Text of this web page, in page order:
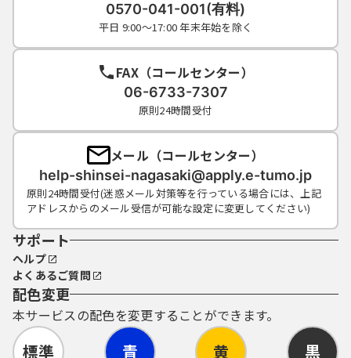
0570-041-001(有料)
平日 9:00～17:00 年末年始を除く
FAX（コールセンター）
06-6733-7307
原則24時間受付
メール（コールセンター）
help-shinsei-nagasaki@apply.e-tumo.jp
原則24時間受付(迷惑メール対策等を行っている場合には、上記
アドレスからのメール受信が可能な設定に変更してください)
サポート
ヘルプ
よくあるご質問
配色変更
本サービスの配色を変更することができます。
標準 青 黄 黒